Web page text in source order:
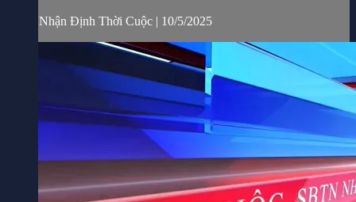
Nhận Định Thời Cuộc | 10/5/2025